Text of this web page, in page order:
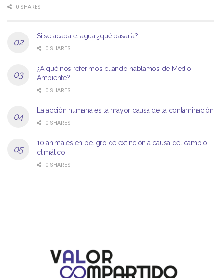
0 SHARES
Si se acaba el agua ¿qué pasaría?
0 SHARES
¿A qué nos referimos cuando hablamos de Medio
Ambiente?
0 SHARES
La acción humana es la mayor causa de la contaminación
0 SHARES
10 animales en peligro de extinción a causa del cambio
climático
0 SHARES